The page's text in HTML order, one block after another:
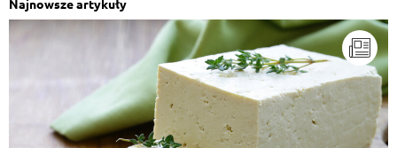
Najnowsze artykuły